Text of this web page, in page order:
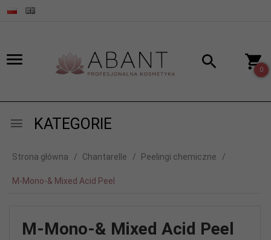
0
KATEGORIE
Strona główna Chantarelle Peelingi chemiczne
M-Mono-& Mixed Acid Peel
M-Mono-& Mixed Acid Peel